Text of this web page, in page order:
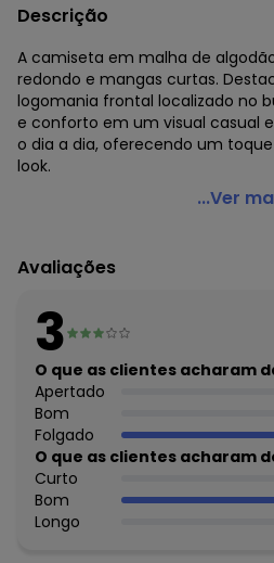
Descrição
A camiseta em malha de
redondo e mangas curtas.
logomania frontal localizado no
e conforto em um visual casual
o dia a dia, oferecendo um
look.
Colcci - Camiseta Off White
Modelagem: Justa
Comprimento da manga: Curta
Cinto: Não acompanha
Decote frente: Redondo
Decote costas: Redondo
Fornecedor: AMC TEXTIL LTDA /
Feito: Brasil
Cuidados para conservação do
Máxima De Lavagem 30 C -Não
Tambor -Não Limpar A Seco -
Passar Sobre A Estampa E/Ou
Tecido: Malha
...Ver
Avaliações
3
O que as clientes acharam
Apertado
Bom
Folgado
O que as clientes acharam
Curto
Bom
Longo